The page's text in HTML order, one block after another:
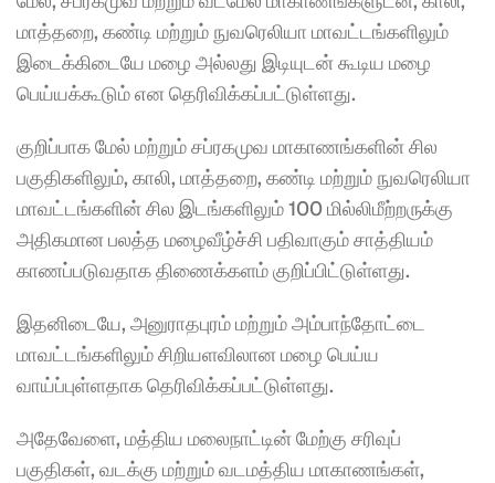
மாத்தறை, கண்டி மற்றும் நுவரெலியா மாவட்டங்களிலும்
இடைக்கிடையே மழை அல்லது இடியுடன் கூடிய மழை
பெய்யக்கூடும் என தெரிவிக்கப்பட்டுள்ளது.
குறிப்பாக மேல் மற்றும் சப்ரகமுவ மாகாணங்களின் சில
பகுதிகளிலும், காலி, மாத்தறை, கண்டி மற்றும் நுவரெலியா
மாவட்டங்களின் சில இடங்களிலும் 100 மில்லிமீற்றருக்கு
அதிகமான பலத்த மழைவீழ்ச்சி பதிவாகும் சாத்தியம்
காணப்படுவதாக திணைக்களம் குறிப்பிட்டுள்ளது.
இதனிடையே, அனுராதபுரம் மற்றும் அம்பாந்தோட்டை
மாவட்டங்களிலும் சிறியளவிலான மழை பெய்ய
வாய்ப்புள்ளதாக தெரிவிக்கப்பட்டுள்ளது.
அதேவேளை, மத்திய மலைநாட்டின் மேற்கு சரிவுப்
பகுதிகள், வடக்கு மற்றும் வடமத்திய மாகாணங்கள்,